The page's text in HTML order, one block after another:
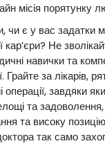
місія порятунку
чи є у вас задатки
кар’єри? Не
навички та
Грайте за лікарів,
операції, завдяки
та
та високу
так само